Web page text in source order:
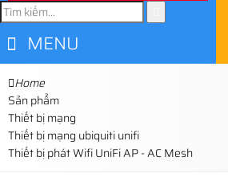
MENU
Home
Sản phẩm
Thiết bị mạng
Thiết bị mạng ubiquiti unifi
Thiết bị phát Wifi UniFi AP - AC Mesh